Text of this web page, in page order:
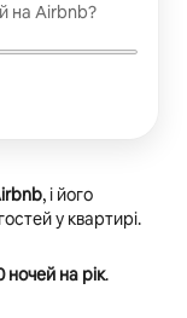
на Airbnb?
, і його
у квартирі.
ночей на рік.